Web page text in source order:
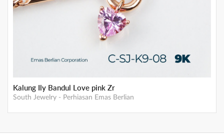
Kalung Ily Bandul Love pink Zr
South Jewelry - Perhiasan Emas Berlian